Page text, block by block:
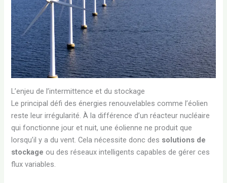
L’enjeu de l’intermittence et du stockage
Le principal défi des énergies renouvelables comme l’éolien
reste leur irrégularité. À la différence d’un réacteur nucléaire
qui fonctionne jour et nuit, une éolienne ne produit que
lorsqu’il y a du vent. Cela nécessite donc des solutions de
stockage ou des réseaux intelligents capables de gérer ces
flux variables.